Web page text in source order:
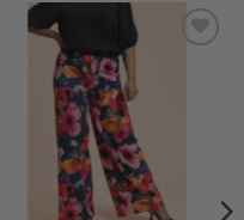
SUOSIKKEIHIN